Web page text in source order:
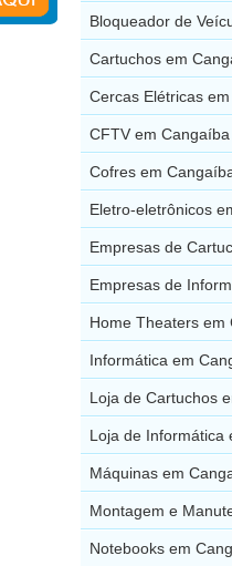
Bloqueador de
Cartuchos em
Cercas Elétricas
CFTV em
Cofres em
Eletro-eletrônicos
Empresas de
Empresas de
Home Theaters em
Informática em
Loja de Cartuchos
Loja de Informática
Máquinas em
Montagem e
Notebooks em